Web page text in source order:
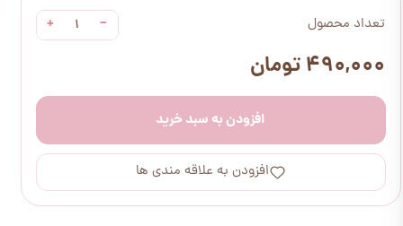
تعداد محصول −
+
۴۹۰,۰۰۰ تومان
افزودن به سبد خرید
افزودن به علاقه مندی ها